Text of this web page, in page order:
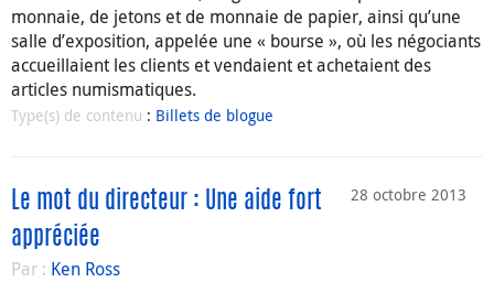
monnaie, de jetons et de monnaie de papier, ainsi qu’une
salle d’exposition, appelée une « bourse », où les négociants
accueillaient les clients et vendaient et achetaient des
articles numismatiques.
Type(s) de contenu : Billets de blogue
28 octobre 2013
Le mot du directeur : Une aide fort
appréciée
Par : Ken Ross